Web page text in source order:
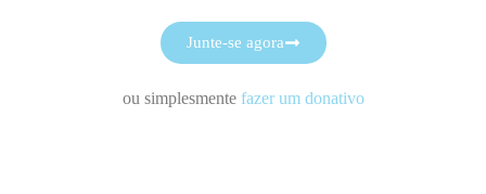
Junte-se agora
ou simplesmente fazer um donativo